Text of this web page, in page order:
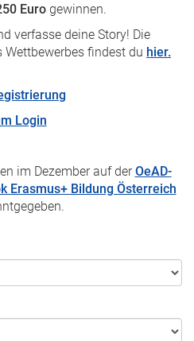
Euro gewinnen.
verfasse deine Story! Die
findest du hier.
Login
im Dezember auf derOeAD-
Erasmus+ Bildung Österreich